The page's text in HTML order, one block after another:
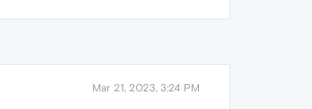
Mar 21, 2023, 3:24 PM